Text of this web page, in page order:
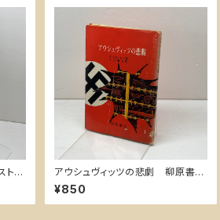
ト練
アウシュヴィッツの悲劇 柳原書
店 K・スモーレン 昭和44
¥850